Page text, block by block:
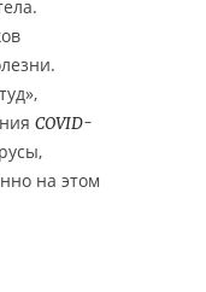
COVID-
на этом